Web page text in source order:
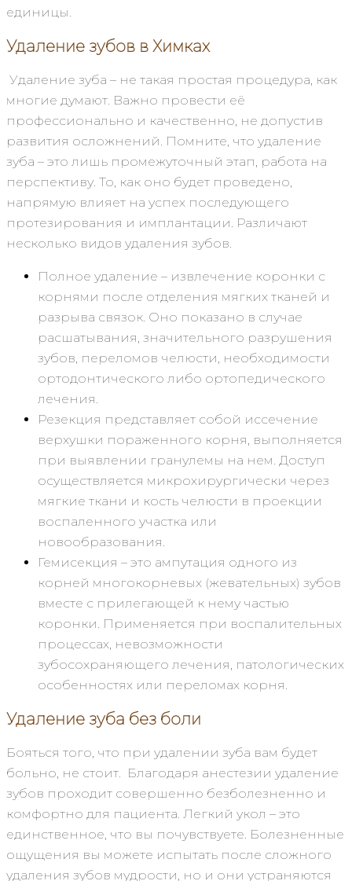
единицы.
Удаление зубов в Химках
Удаление зуба – не такая простая процедура, как
многие думают. Важно провести её
профессионально и качественно, не допустив
развития осложнений. Помните, что удаление
зуба – это лишь промежуточный этап, работа на
перспективу. То, как оно будет проведено,
напрямую влияет на успех последующего
протезирования и имплантации. Различают
несколько видов удаления зубов.
Полное удаление – извлечение коронки с
корнями после отделения мягких тканей и
разрыва связок. Оно показано в случае
расшатывания, значительного разрушения
зубов, переломов челюсти, необходимости
ортодонтического либо ортопедического
лечения.
Резекция представляет собой иссечение
верхушки пораженного корня, выполняется
при выявлении гранулемы на нем. Доступ
осуществляется микрохирургически через
мягкие ткани и кость челюсти в проекции
воспаленного участка или
новообразования.
Гемисекция – это ампутация одного из
корней многокорневых (жевательных) зубов
вместе с прилегающей к нему частью
коронки. Применяется при воспалительных
процессах, невозможности
зубосохраняющего лечения, патологических
особенностях или переломах корня.
Удаление зуба без боли
Бояться того, что при удалении зуба вам будет
больно, не стоит. Благодаря анестезии удаление
зубов проходит совершенно безболезненно и
комфортно для пациента. Легкий укол – это
единственное, что вы почувствуете. Болезненные
ощущения вы можете испытать после сложного
удаления зубов мудрости, но и они устраняются